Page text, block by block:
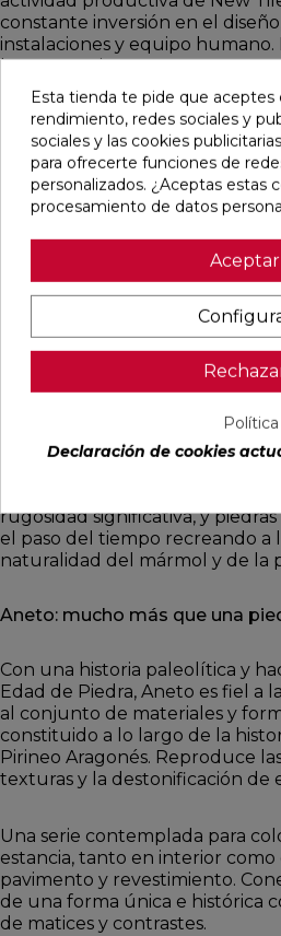
constante inversión en el
instalaciones y equipo
les proporciona un aumento y
sector cerámico. Su catálogo
gama de productos y acabados
tanto en gres de pasta roja o
material porcelánico.
Baldosas efecto piedra
Uno de los puntos fuertes de
variedad en cuanto a baldosas
de la naturaleza reflejado en los
matices y la paleta cromática de
representando el vigor de la
morfología y naturaleza son
para la creación de este tipo de
Más de 20 colecciones con
rugosidad significativa, y
el paso del tiempo recreando a
naturalidad del mármol y de la
Aneto: mucho más que una
Con una historia paleolítica y
Edad de Piedra, Aneto es fiel a
al conjunto de materiales y
constituido a lo largo de la
Pirineo Aragonés. Reproduce
texturas y la destonificación de
Una serie contemplada para
estancia, tanto en interior como
pavimento y revestimiento.
de una forma única e histórica
de matices y contrastes.
Esta tienda te pide que aceptes
rendimiento, redes sociales y
sociales y las cookies
para ofrecerte funciones de
personalizados. ¿Aceptas estas
procesamiento de datos
Aceptar
Declaración de cookies